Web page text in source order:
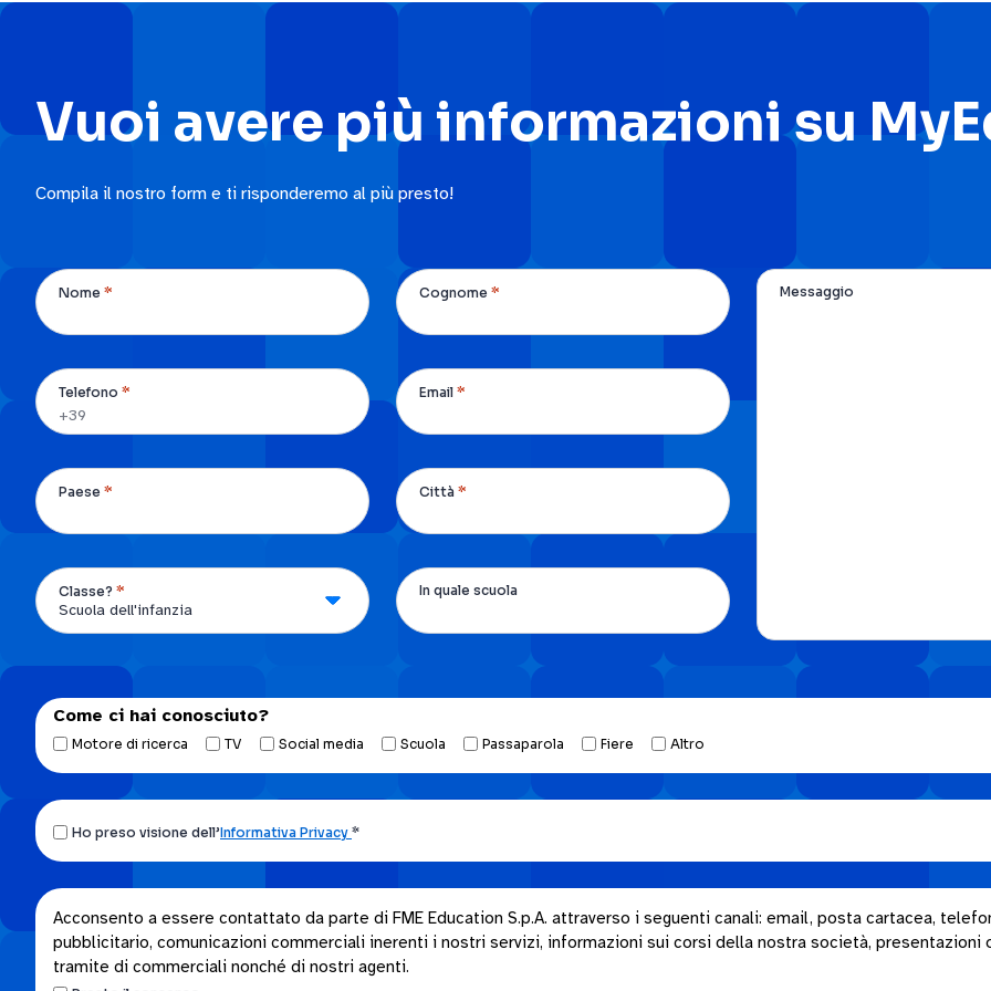
Vuoi avere più informazioni su
Compila il nostro form e ti risponderemo al più presto!
Nome * Cognome *
Telefono * Email *
Paese * Città *
Classe? * In quale scuola
Messaggio
Come ci hai conosciuto?
Motore di ricerca TV Social media Scuola Passaparola Fiere Altro
Ho
preso
visione
dell’Informativa
privacy.
*
Ho preso visione dell’Informativa Privacy *
Acconsento
a
essere
Acconsento a essere contattato da parte di FME Education S.p.A. attraverso i seguenti canali: email, posta cartacea,
pubblicitario, comunicazioni commerciali inerenti i nostri servizi, informazioni sui corsi della nostra società, presentazioni
tramite di commerciali nonché di nostri agenti.